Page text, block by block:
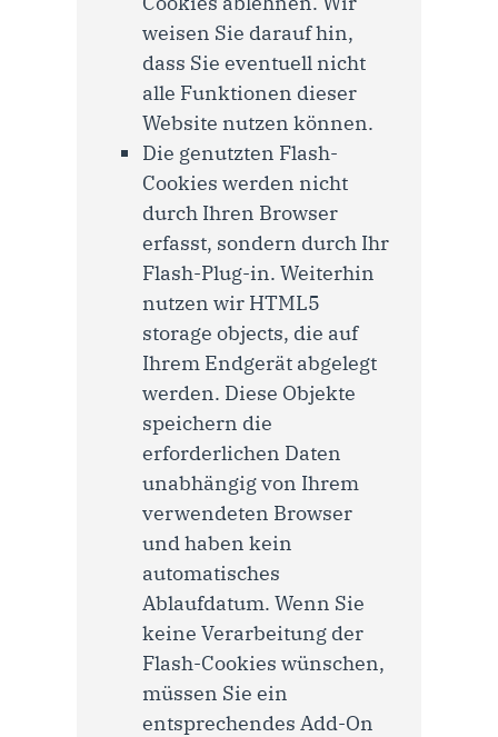
weisen Sie darauf hin,
dass Sie eventuell nicht
alle Funktionen dieser
Website nutzen können.
Die genutzten Flash-
Cookies werden nicht
durch Ihren Browser
erfasst, sondern durch Ihr
Flash-Plug-in. Weiterhin
nutzen wir HTML5
storage objects, die auf
Ihrem Endgerät abgelegt
werden. Diese Objekte
speichern die
erforderlichen Daten
unabhängig von Ihrem
verwendeten Browser
und haben kein
automatisches
Ablaufdatum. Wenn Sie
keine Verarbeitung der
Flash-Cookies wünschen,
müssen Sie ein
entsprechendes Add-On